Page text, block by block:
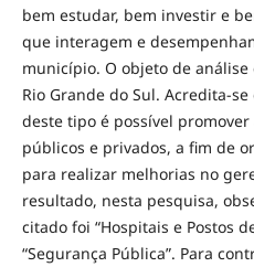
bem estudar, bem investir e
que interagem e
município. O objeto de
Rio Grande do Sul. Acredita-
deste tipo é possível
públicos e privados, a fim de
para realizar melhorias no
resultado, nesta pesquisa,
citado foi “Hospitais e Postos
“Segurança Pública”. Para